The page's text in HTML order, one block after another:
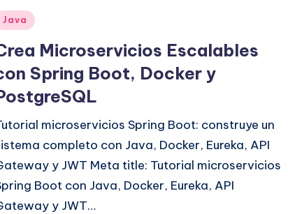
Java
Microservicios Escalables
Spring Boot, Docker y
microservicios Spring Boot: construye un
completo con Java, Docker, Eureka, API
y JWT Meta title: Tutorial microservicios
Boot con Java, Docker, Eureka, API
y JWT…